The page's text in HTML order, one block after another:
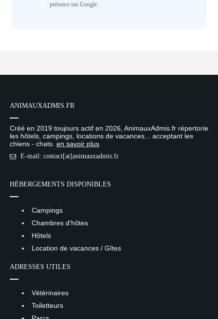
présence sur Google.
ANIMAUXADMIS.FR
Créé en 2019 toujours actif en 2026, AnimauxAdmis.fr répertorie
les hôtels, campings, locations de vacances... acceptant les
chiens - chats. en savoir plus
E-mail: contact[at]animauxadmis.fr
HÉBERGEMENTS DISPONIBLES
Campings
Chambres d'hôtes
Hôtels
Location de vacances / Gîtes
ADRESSES UTILES
Vétérinaires
Toiletteurs